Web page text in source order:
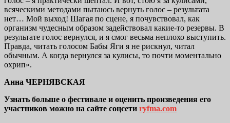
всяческими методами пытаюсь вернуть голос – результата
нет… Мой выход! Шагая по сцене, я почувствовал, как
организм чудесным образом задействовал какие-то резервы. В
результате голос вернулся, и я смог весьма неплохо выступить.
Правда, читать голосом Бабы Яги я не рискнул, читал
обычным. А когда вернулся за кулисы, то почти моментально
охрип».
Анна ЧЕРНЯВСКАЯ
Узнать больше о фестивале и оценить произведения его
участников можно на сайте соцсети ryfma.com